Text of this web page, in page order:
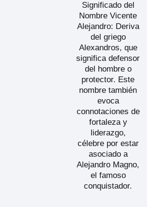
Significado del
Nombre Vicente
Alejandro: Deriva
del griego
Alexandros, que
significa defensor
del hombre o
protector. Este
nombre también
evoca
connotaciones de
fortaleza y
liderazgo,
célebre por estar
asociado a
Alejandro Magno,
el famoso
conquistador.